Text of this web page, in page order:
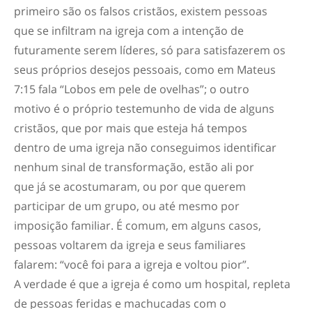
primeiro são os falsos cristãos, existem pessoas
que se infiltram na igreja com a intenção de
futuramente serem líderes, só para satisfazerem os
seus próprios desejos pessoais, como em Mateus
7:15 fala “Lobos em pele de ovelhas”; o outro
motivo é o próprio testemunho de vida de alguns
cristãos, que por mais que esteja há tempos
dentro de uma igreja não conseguimos identificar
nenhum sinal de transformação, estão ali por
que já se acostumaram, ou por que querem
participar de um grupo, ou até mesmo por
imposição familiar. É comum, em alguns casos,
pessoas voltarem da igreja e seus familiares
falarem: “você foi para a igreja e voltou pior”.
A verdade é que a igreja é como um hospital, repleta
de pessoas feridas e machucadas com o